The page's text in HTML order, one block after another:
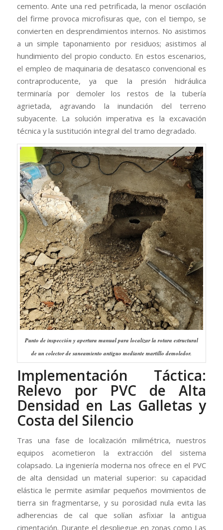
cemento. Ante una red petrificada, la menor oscilación
del firme provoca microfisuras que, con el tiempo, se
convierten en desprendimientos internos. No asistimos
a un simple taponamiento por residuos; asistimos al
hundimiento del propio conducto. En estos escenarios,
el empleo de maquinaria de desatasco convencional es
contraproducente, ya que la presión hidráulica
terminaría por demoler los restos de la tubería
agrietada, agravando la inundación del terreno
subyacente. La solución imperativa es la excavación
técnica y la sustitución integral del tramo degradado.
Punto de inspección y apertura manual para localizar la rotura estructural
de un colector de saneamiento antiguo mediante martillo demoledor.
Implementación Táctica:
Relevo por PVC de Alta
Densidad en Las Galletas y
Costa del Silencio
Tras una fase de localización milimétrica, nuestros
equipos acometieron la extracción del sistema
colapsado. La ingeniería moderna nos ofrece en el PVC
de alta densidad un material superior: su capacidad
elástica le permite asimilar pequeños movimientos de
tierra sin fragmentarse, y su porosidad nula evita las
adherencias de cal que solían asfixiar la antigua
cimentación. Durante el despliegue en zonas como Las